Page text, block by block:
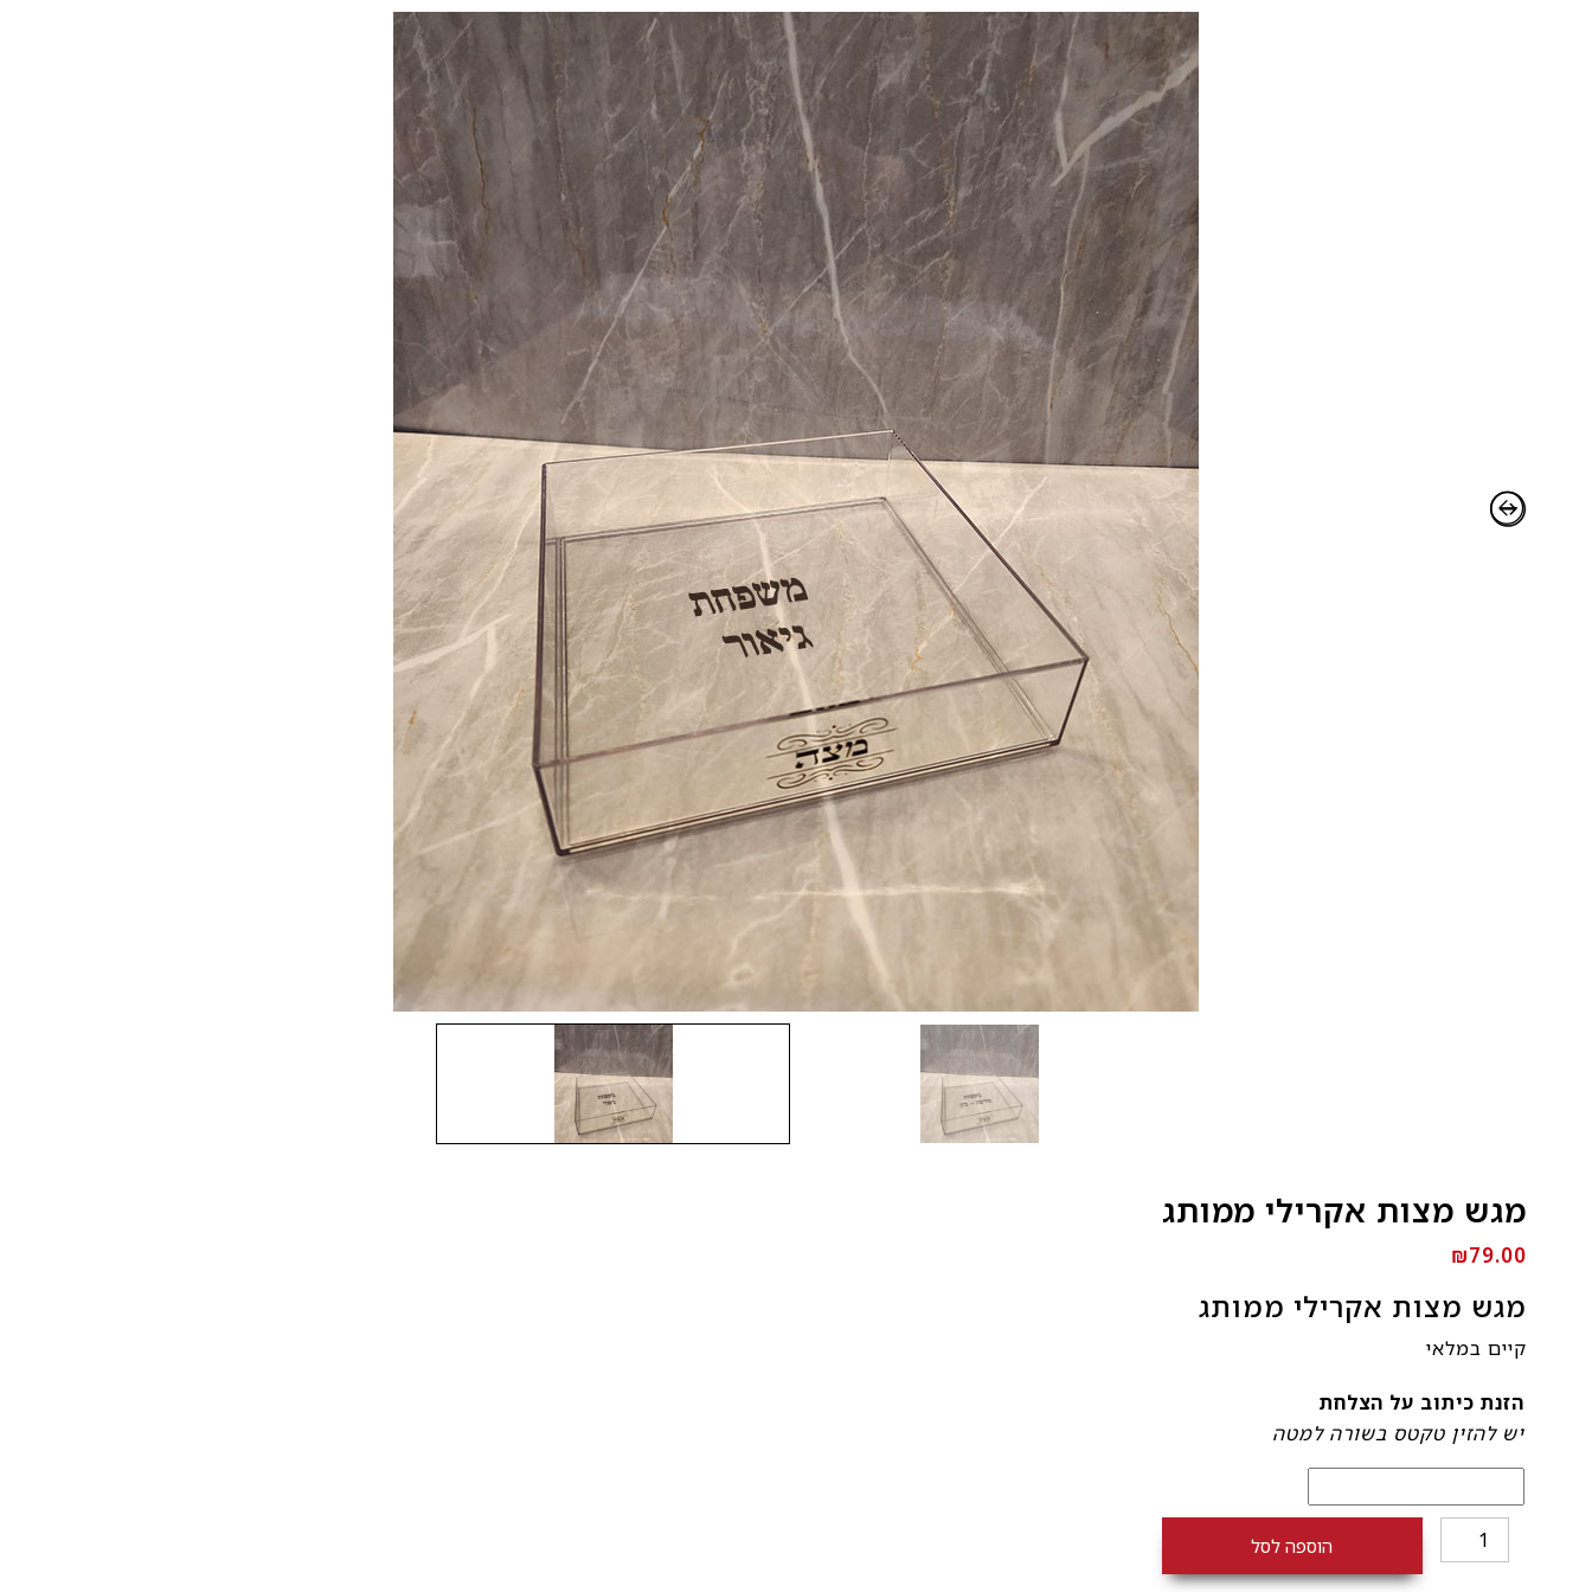
מגש מצות אקרילי ממותג
₪79.00
מגש מצות אקרילי ממותג
קיים במלאי
הזנת כיתוב על הצלחת
יש להזין טקטס בשורה למטה
כמות
של
הוספה לסל